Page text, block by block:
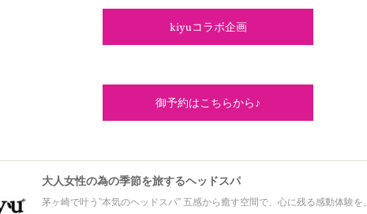
kiyuコラボ企画
御予約はこちらから♪
大人女性の為の季節を旅するヘッドスパ
茅ヶ崎で叶う”本気のヘッドスパ” 五感から癒す空間で、心に残る感動体験を。